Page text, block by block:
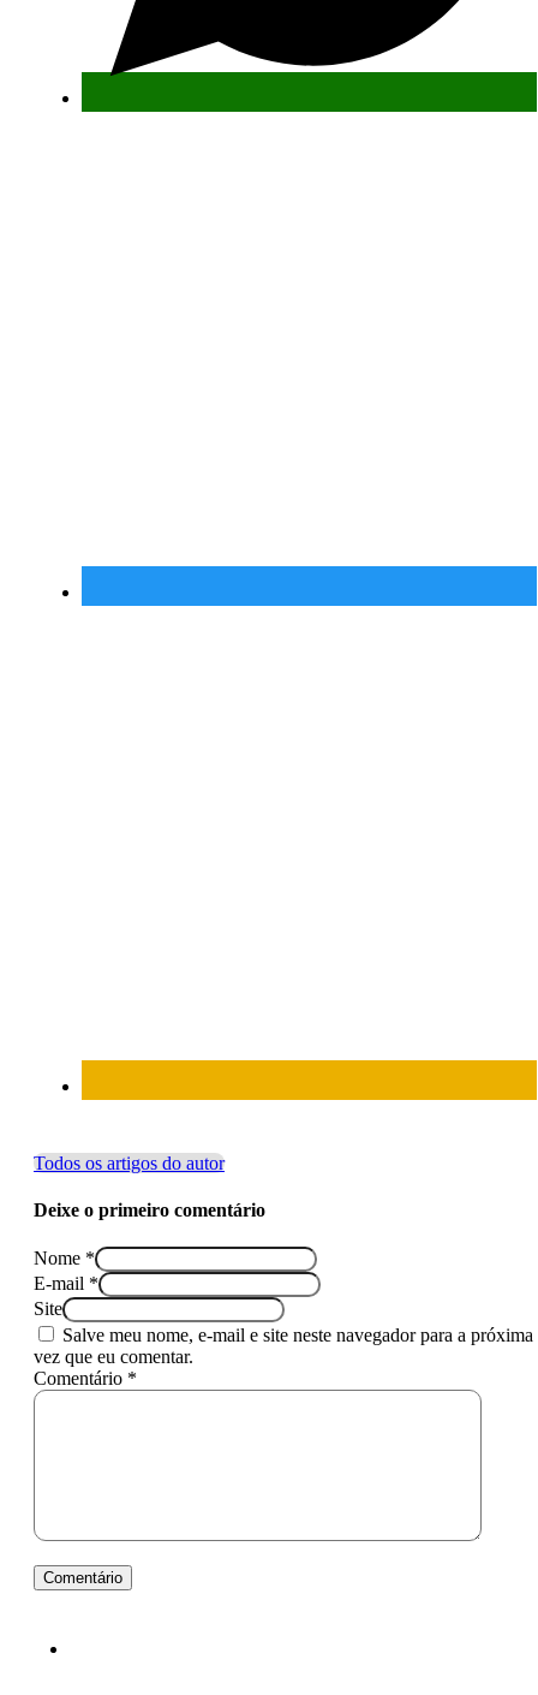
Todos os artigos do autor
Deixe o primeiro comentário
Nome *
E-mail *
Site
Salve meu nome, e-mail e site neste navegador para a próxima
vez que eu comentar.
Comentário *